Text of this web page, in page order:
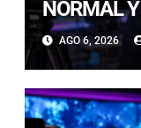
NORMAL
“PARE”
EN CALLE
PRADO
AGO 6, 2026